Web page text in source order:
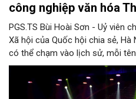
công nghiệp văn hóa
PGS.TS Bùi Hoài Sơn - Uỷ viên
Xã hội của Quốc hội chia sẻ,
có thể chạm vào lịch sử, mỗi
hồ, nếp nhà, câu hát, món ăn,
thể kể một câu chuyện về chiều
Nhưng trong kỷ nguyên mới,